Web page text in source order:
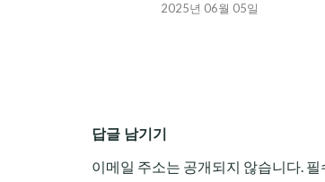
2025년 06월 05일
답글 남기기
이메일 주소는 공개되지 않습니다. 필